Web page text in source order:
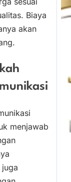
Biaya
akan
menjawab